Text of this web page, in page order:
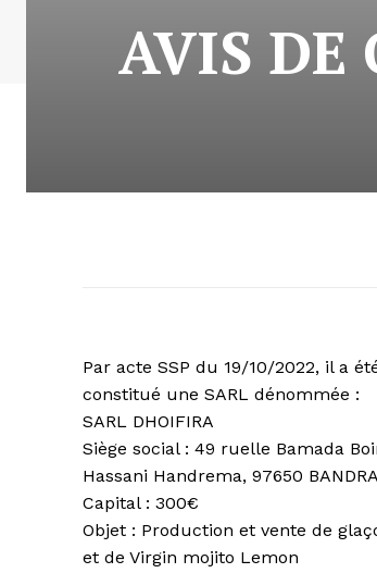
AVIS DE
Par acte SSP du 19/10/2022, il a
constitué une SARL dénommée :
SARL DHOIFIRA
Siège social : 49 ruelle Bamada
Hassani Handrema, 97650
Capital : 300€
Objet : Production et vente de
et de Virgin mojito Lemon